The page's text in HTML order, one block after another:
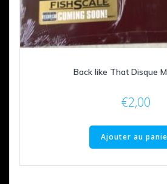
Back like That Disque
€2,00
Ajouter au